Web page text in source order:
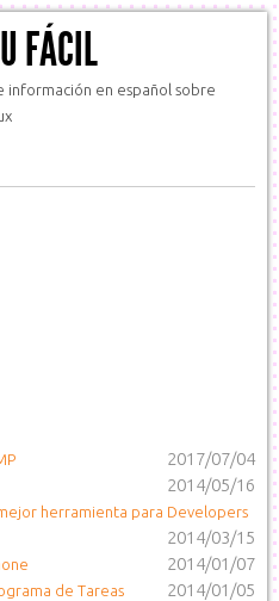
FÁCIL
información en español sobre
2017/07/04
2014/05/16
herramienta para Developers
2014/03/15
2014/01/07
de Tareas 2014/01/05